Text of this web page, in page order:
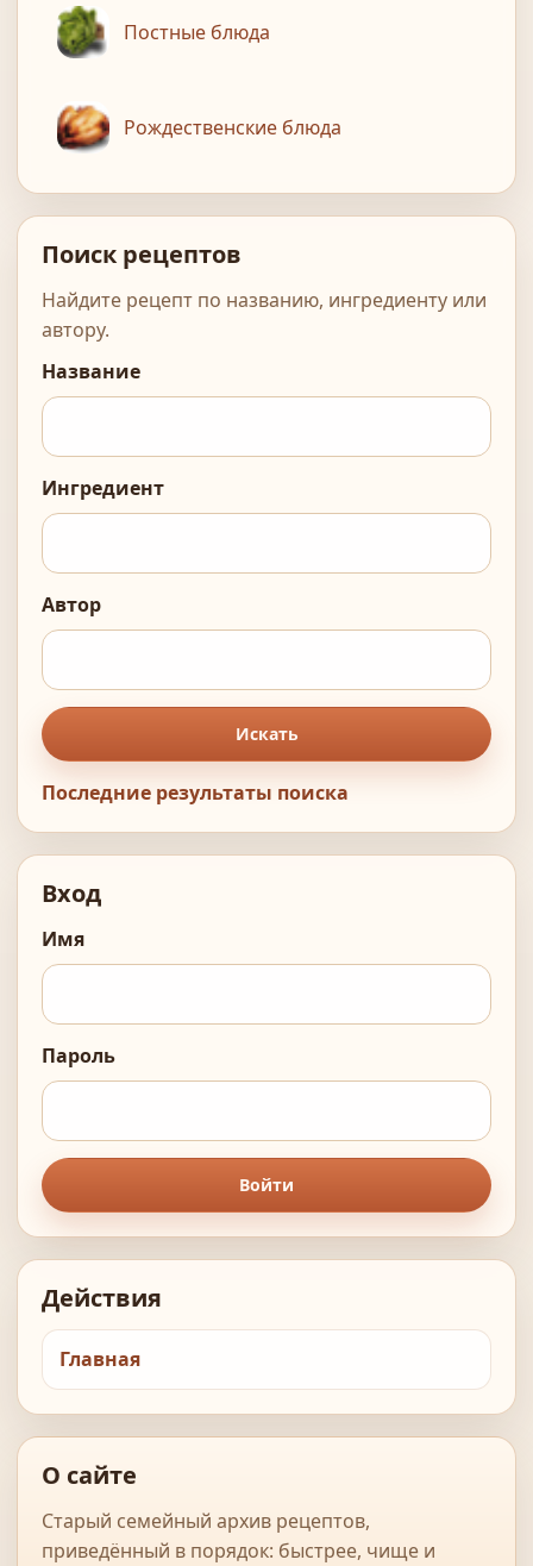
Постные блюда
Рождественские блюда
Поиск рецептов
Найдите рецепт по названию, ингредиенту или
автору.
Название
Ингредиент
Автор
Искать
Последние результаты поиска
Вход
Имя
Пароль
Войти
Действия
Главная
О сайте
Старый семейный архив рецептов,
приведённый в порядок: быстрее, чище и